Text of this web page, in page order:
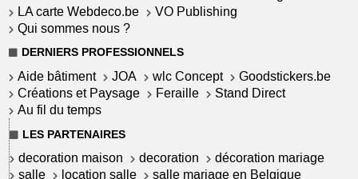
LA carte Webdeco.be
VO Publishing
Qui sommes nous ?
DERNIERS PROFESSIONNELS
Aide bâtiment JOA wlc Concept
Goodstickers.be
Créations et Paysage
Feraille
Stand Direct
Au fil du temps
LES PARTENAIRES
decoration maison decoration
décoration mariage
salle
location salle salle mariage en Belgique